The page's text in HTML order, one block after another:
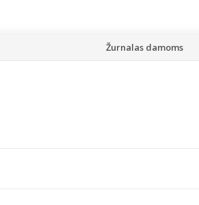
Skip
Žurnalas damoms